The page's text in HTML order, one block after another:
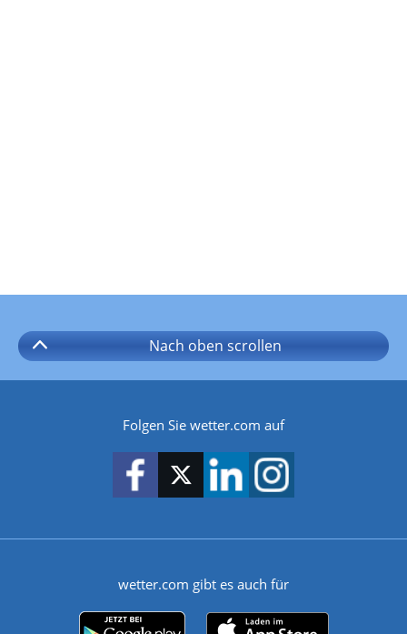
Nach oben scrollen
Folgen Sie wetter.com auf
wetter.com gibt es auch für